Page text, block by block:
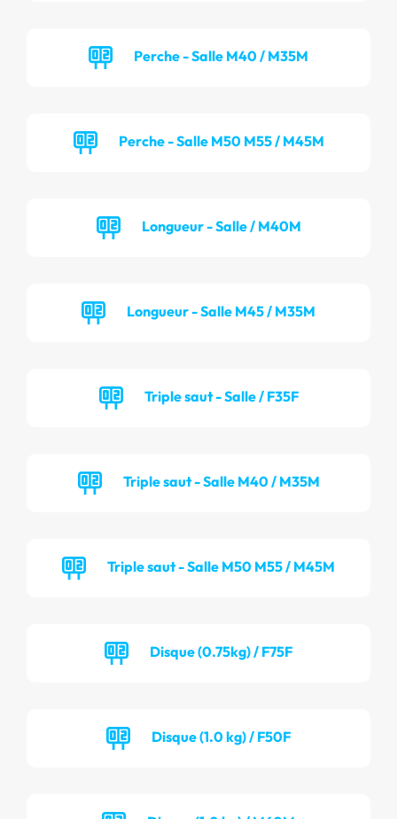
Perche - Salle M40 / M35M
Perche - Salle M50 M55 / M45M
Longueur - Salle / M40M
Longueur - Salle M45 / M35M
Triple saut - Salle / F35F
Triple saut - Salle M40 / M35M
Triple saut - Salle M50 M55 / M45M
Disque (0.75kg) / F75F
Disque (1.0 kg) / F50F